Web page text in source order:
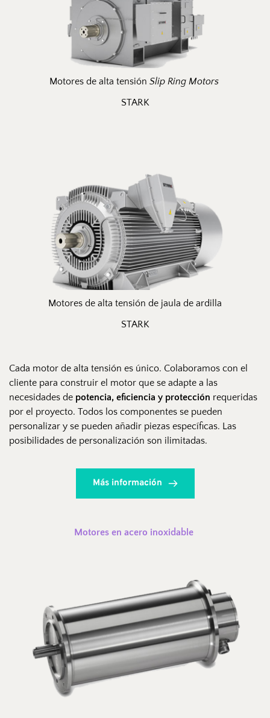
Motores de alta tensión Slip Ring Motors
STARK
Motores de alta tensión de jaula de ardilla
STARK
Cada motor de alta tensión es único. Colaboramos con el
cliente para construir el motor que se adapte a las
necesidades de potencia, eficiencia y protección requeridas
por el proyecto. Todos los componentes se pueden
personalizar y se pueden añadir piezas específicas. Las
posibilidades de personalización son ilimitadas.
Más información
Motores en acero inoxidable